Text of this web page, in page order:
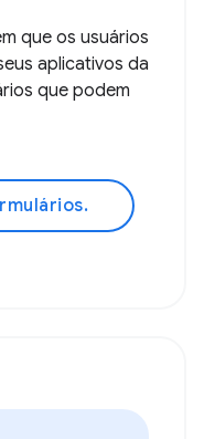
que os usuários
aplicativos da
que podem